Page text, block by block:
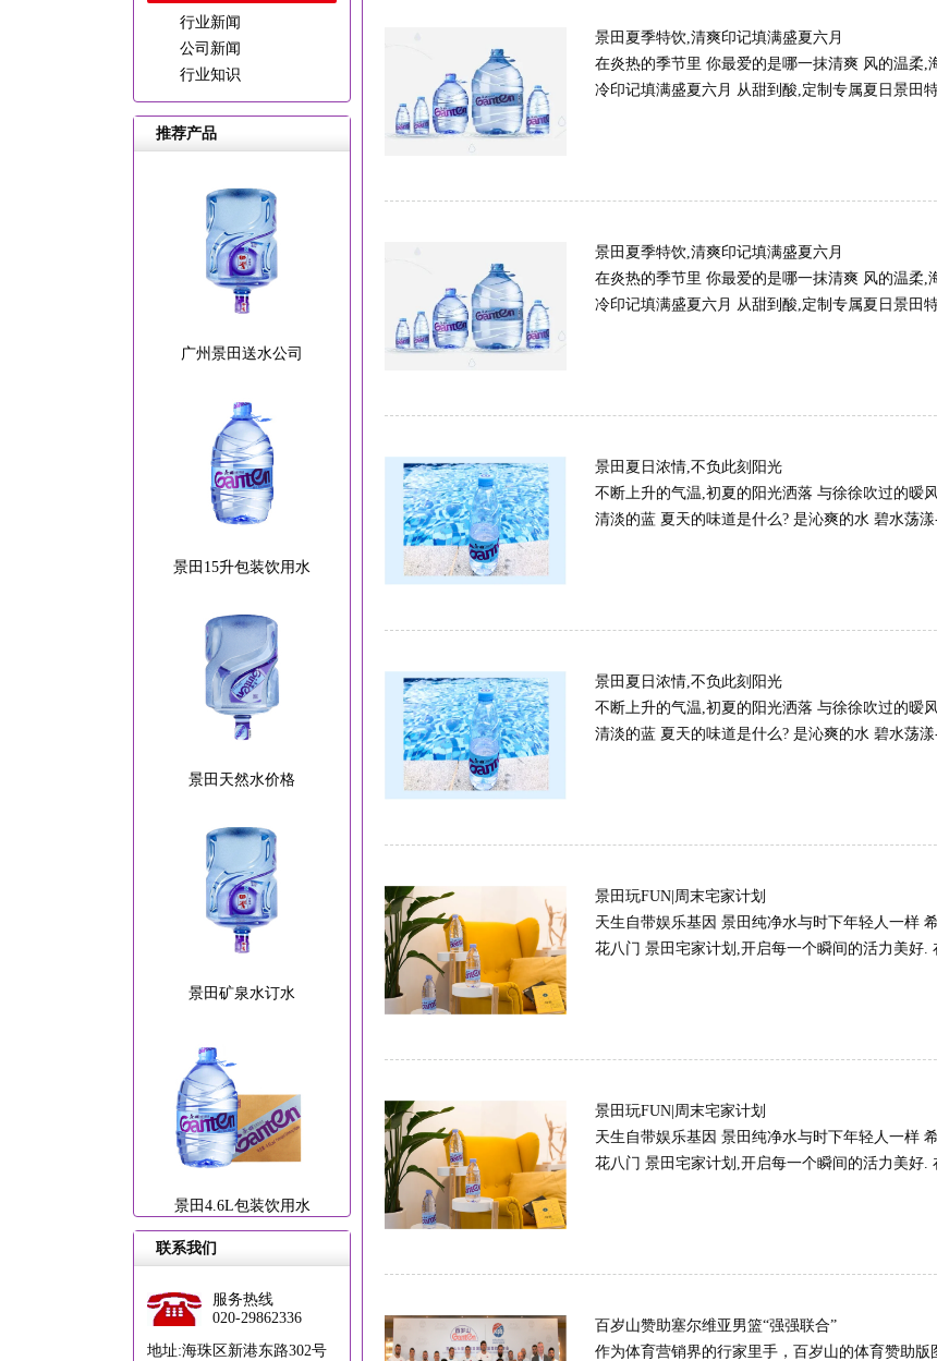
行业新闻
公司新闻
行业知识
推荐产品
广州景田送水公司
景田15升包装饮用水
景田天然水价格
景田矿泉水订水
景田4.6L包装饮用水
联系我们
服务热线
020-29862336
地址:海珠区新港东路302号
景田夏季特饮,清爽印记填满盛夏六月
在炎热的季节里 你最爱的是哪一抹清爽 风的温柔
冷印记填满盛夏六月 从甜到酸,定制专属夏日景田
景田夏季特饮,清爽印记填满盛夏六月
在炎热的季节里 你最爱的是哪一抹清爽 风的温柔
冷印记填满盛夏六月 从甜到酸,定制专属夏日景田
景田夏日浓情,不负此刻阳光
不断上升的气温,初夏的阳光洒落 与徐徐吹过的暧
清淡的蓝 夏天的味道是什么? 是沁爽的水 碧水荡
景田夏日浓情,不负此刻阳光
不断上升的气温,初夏的阳光洒落 与徐徐吹过的暧
清淡的蓝 夏天的味道是什么? 是沁爽的水 碧水荡
景田玩FUN|周末宅家计划
天生自带娱乐基因 景田纯净水与时下年轻人一样
花八门 景田宅家计划,开启每一个瞬间的活力美好.
景田玩FUN|周末宅家计划
天生自带娱乐基因 景田纯净水与时下年轻人一样
花八门 景田宅家计划,开启每一个瞬间的活力美好.
百岁山赞助塞尔维亚男篮“强强联合”
作为体育营销界的行家里手，百岁山的体育赞助